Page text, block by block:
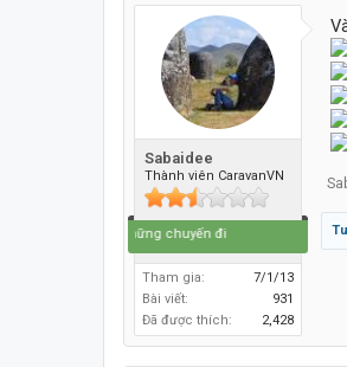
Sabaidee
Thành viên CaravanVN
Cuộc đời là những chuyến đi
Tham gia:
7/1/13
Bài viết:
931
Đã được thích:
2,428